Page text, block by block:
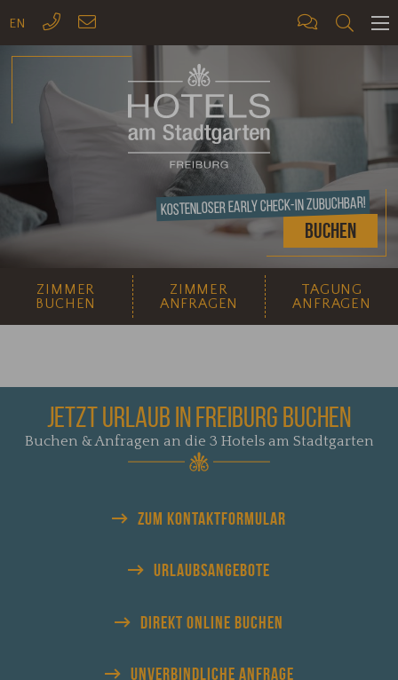
EN
Buchen
Kostenloser Early Check-In zubuchbar!
ZIMMER
BUCHEN
ZIMMER
ANFRAGEN
TAGUNG
ANFRAGEN
JETZT URLAUB IN FREIBURG BUCHEN
Buchen & Anfragen an die 3 Hotels am Stadtgarten
ZUM KONTAKTFORMULAR
URLAUBSANGEBOTE
DIREKT ONLINE BUCHEN
UNVERBINDLICHE ANFRAGE